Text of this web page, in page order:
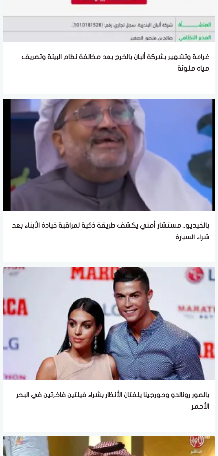
غرامة وتشهير بشركة ألبان بالخرج بعد مخالفة نظام البيئة وتصريف
مياه ملوثة
بالفيديو.. مستشار أمني يكشف طريقة ذكية لمراقبة قيادة الأبناء بعد
شراء السيارة
بالصور رونالدو وجورجينا يلفتان الأنظار بشراء فيلتين فاخرتين في البحر
الأحمر